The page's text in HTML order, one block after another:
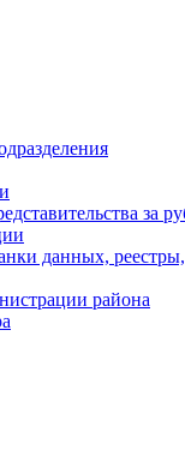
за
данных,
района